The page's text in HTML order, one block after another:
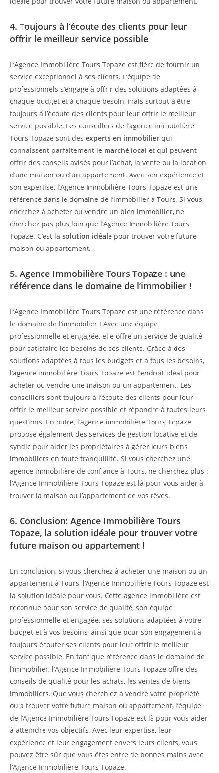
4. Toujours à l’écoute des clients pour leur
offrir le meilleur service possible
L’Agence Immobilière Tours Topaze est fière de fournir un
service exceptionnel à ses clients. L’équipe de
professionnels s’engage à offrir des solutions adaptées à
chaque budget et à chaque besoin, mais surtout à être
toujours à l’écoute des clients pour leur offrir le meilleur
service possible. Les conseillers de l’agence immobilière
Tours Topaze sont des experts en immobilier qui
connaissent parfaitement le marché local et qui peuvent
offrir des conseils avisés pour l’achat, la vente ou la location
d’une maison ou d’un appartement. Avec son expérience et
son expertise, l’Agence Immobilière Tours Topaze est une
référence dans le domaine de l’immobilier à Tours. Si vous
cherchez à acheter ou vendre un bien immobilier, ne
cherchez pas plus loin que l’Agence Immobilière Tours
Topaze. C’est la solution idéale pour trouver votre future
maison ou appartement.
5. Agence Immobilière Tours Topaze : une
référence dans le domaine de l’immobilier !
L’Agence Immobilière Tours Topaze est une référence dans
le domaine de l’immobilier ! Avec une équipe
professionnelle et engagée, elle offre un service de qualité
pour satisfaire les besoins de ses clients. Grâce à des
solutions adaptées à tous les budgets et à tous les besoins,
l’agence immobilière Tours Topaze est l’endroit idéal pour
acheter ou vendre une maison ou un appartement. Les
conseillers sont toujours à l’écoute des clients pour leur
offrir le meilleur service possible et répondre à toutes leurs
questions. En outre, l’agence immobilière Tours Topaze
propose également des services de gestion locative et de
syndic pour aider les propriétaires à gérer leurs biens
immobiliers en toute tranquillité. Si vous cherchez une
agence immobilière de confiance à Tours, ne cherchez plus :
l’Agence Immobilière Tours Topaze est là pour vous aider à
trouver la maison ou l’appartement de vos rêves.
6. Conclusion: Agence Immobilière Tours
Topaze, la solution idéale pour trouver votre
future maison ou appartement !
En conclusion, si vous cherchez à acheter une maison ou un
appartement à Tours, l’Agence Immobilière Tours Topaze est
la solution idéale pour vous. Cette agence immobilière est
reconnue pour son service de qualité, son équipe
professionnelle et engagée, ses solutions adaptées à votre
budget et à vos besoins, ainsi que pour son engagement à
toujours écouter ses clients pour leur offrir le meilleur
service possible. En tant que référence dans le domaine de
l’immobilier, l’Agence Immobilière Tours Topaze offre des
conseils de qualité pour les achats, les ventes de biens
immobiliers. Que vous cherchiez à vendre votre propriété
ou à trouver votre future maison ou appartement, l’équipe
de l’Agence Immobilière Tours Topaze est là pour vous aider
à atteindre vos objectifs. Avec leur expertise, leur
expérience et leur engagement envers leurs clients, vous
pouvez être sûr que vous êtes entre de bonnes mains avec
l’Agence Immobilière Tours Topaze.